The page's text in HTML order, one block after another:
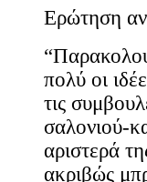
Ερώτηση
πολύ οι
τις
σαλονιού-
αριστερά
ακριβώς